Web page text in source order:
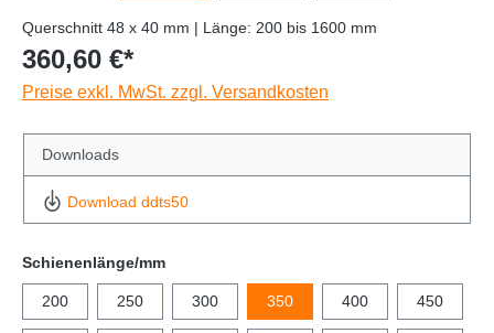
Querschnitt 48 x 40 mm | Länge: 200 bis 1600 mm
360,60 €*
Preise exkl. MwSt. zzgl. Versandkosten
Downloads
Download ddts50
Schienenlänge/mm
200 250 300 350 400 450